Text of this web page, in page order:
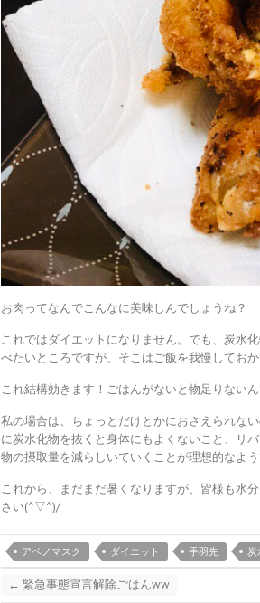
お肉ってなんでこんなに美味しんでしょうね？
これではダイエットになりません。でも、炭水
べたいところですが、そこはご飯を我慢してお
これ結構効きます！ごはんがないと物足りないん
私の場合は、ちょっとだけとかにおさえられな
に炭水化物を抜くと身体にもよくないこと、リ
物の摂取量を減らしいていくことが理想的なよう
これから、まだまだ暑くなりますが、皆様も水
さい(^▽^)/
アベノマスク ダイエット 手羽先 炭
← 緊急事態宣言解除ごはんww